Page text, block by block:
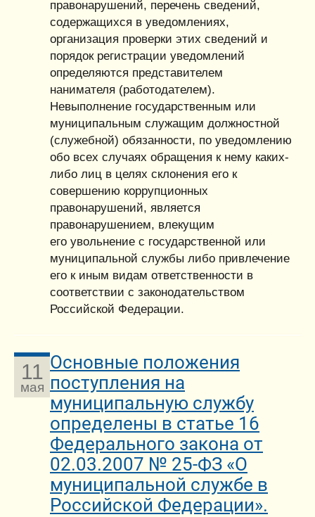
правонарушений, перечень сведений,
содержащихся в уведомлениях,
организация проверки этих сведений и
порядок регистрации уведомлений
определяются представителем
нанимателя (работодателем).
Невыполнение государственным или
муниципальным служащим должностной
(служебной) обязанности, по уведомлению
обо всех случаях обращения к нему каких-
либо лиц в целях склонения его к
совершению коррупционных
правонарушений, является
правонарушением, влекущим
его увольнение с государственной или
муниципальной службы либо привлечение
его к иным видам ответственности в
соответствии с законодательством
Российской Федерации.
11
мая
Основные положения
поступления на
муниципальную службу
определены в статье 16
Федерального закона от
02.03.2007 № 25-ФЗ «О
муниципальной службе в
Российской Федерации».